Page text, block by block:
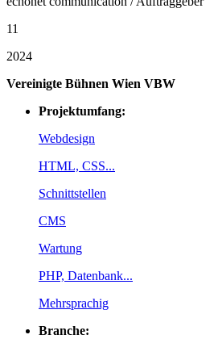
11
2024
Vereinigte Bühnen Wien VBW
Projektumfang:
Webdesign
HTML, CSS...
Schnittstellen
CMS
Wartung
PHP, Datenbank...
Mehrsprachig
Branche: